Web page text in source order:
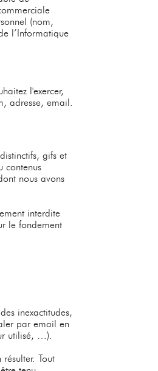
(nom,
l’Informatique
l'exercer,
adresse, email.
gifs et
contenus
nous avons
interdite
le fondement
inexactitudes,
par email en
utilisé, …).
Tout